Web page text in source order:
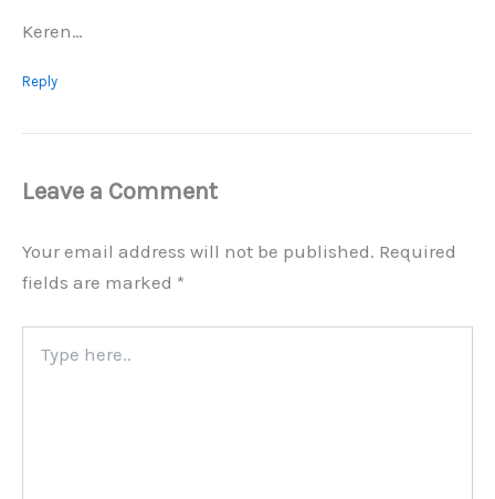
Keren…
Reply
Leave a Comment
Your email address will not be published. Required
fields are marked *
here..